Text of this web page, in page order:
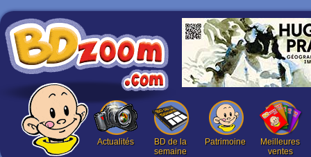
Actualités
BD de la
semaine
Patrimoine
Meilleures
ventes